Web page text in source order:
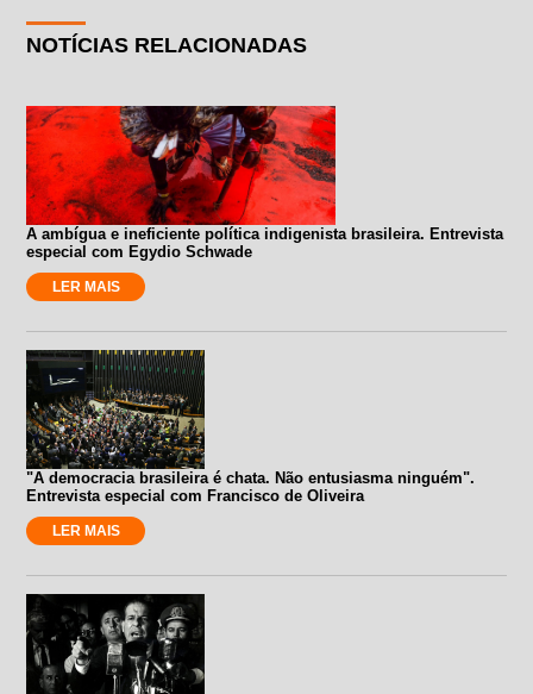
NOTÍCIAS RELACIONADAS
A ambígua e ineficiente política indigenista brasileira. Entrevista
especial com Egydio Schwade
LER MAIS
"A democracia brasileira é chata. Não entusiasma ninguém".
Entrevista especial com Francisco de Oliveira
LER MAIS